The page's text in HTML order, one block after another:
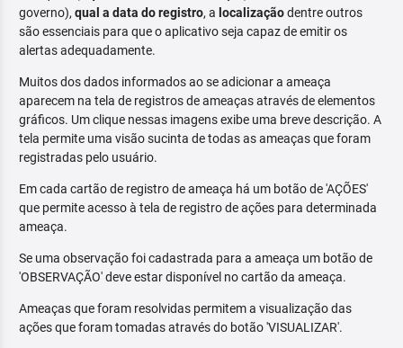
governo), qual a data do registro, a localizaçãodentre outros
são essenciais para que o aplicativo seja capaz de emitir os
alertas adequadamente.
Muitos dos dados informados ao se adicionar a ameaça
aparecem na tela de registros de ameaças através de elementos
gráficos. Um clique nessas imagens exibe uma breve descrição. A
tela permite uma visão sucinta de todas as ameaças que foram
registradas pelo usuário.
Em cada cartão de registro de ameaça há um botão de 'AÇÕES'
que permite acesso à tela de registro de ações para determinada
ameaça.
Se uma observação foi cadastrada para a ameaça um botão de
'OBSERVAÇÃO' deve estar disponível no cartão da ameaça.
Ameaças que foram resolvidas permitem a visualização das
ações que foram tomadas através do botão 'VISUALIZAR'.